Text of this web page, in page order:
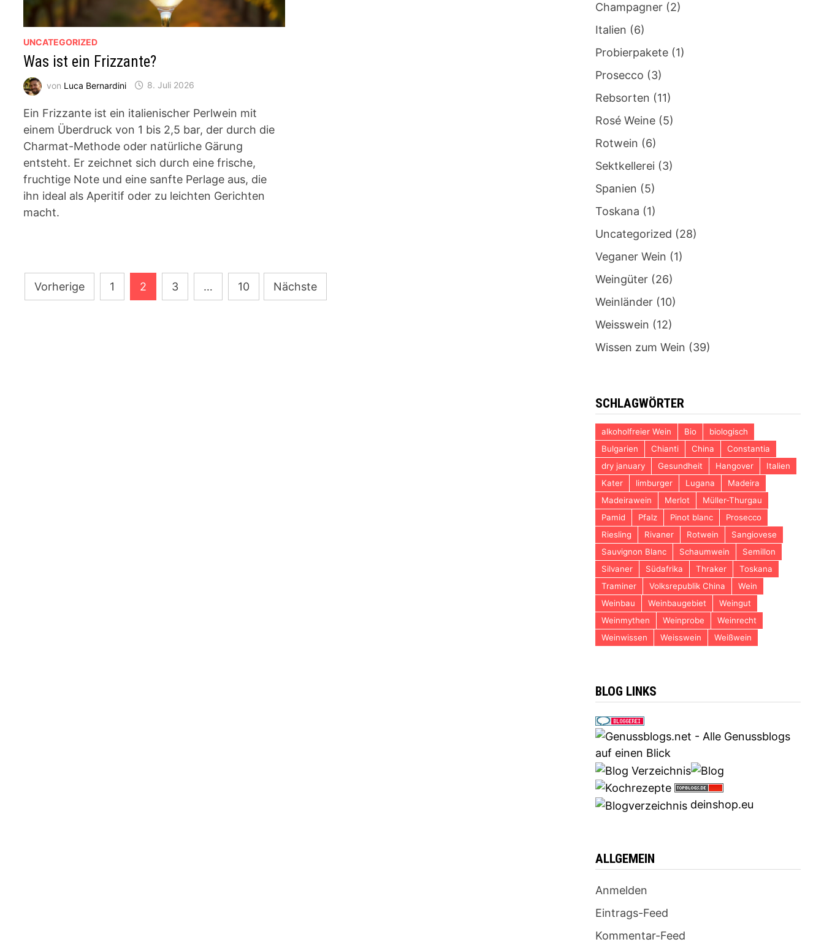
UNCATEGORIZED
Was ist ein Frizzante?
von Luca Bernardini 8. Juli 2026
Ein Frizzante ist ein italienischer Perlwein mit
einem Überdruck von 1 bis 2,5 bar, der durch die
Charmat-Methode oder natürliche Gärung
entsteht. Er zeichnet sich durch eine frische,
fruchtige Note und eine sanfte Perlage aus, die
ihn ideal als Aperitif oder zu leichten Gerichten
macht.
Seitennummerierung
der
Vorherige 1 2 3 … 10 Nächste
Champagner(2)
Italien (6)
Probierpakete(1)
Prosecco (3)
Rebsorten (11)
Rosé Weine(5)
Rotwein (6)
Sektkellerei (3)
Spanien (5)
Toskana (1)
Uncategorized (28)
Veganer Wein (1)
Weingüter(26)
Weinländer(10)
Weisswein (12)
Wissen zum Wein (39)
SCHLAGWÖRTER
alkoholfreier Wein Bio
biologisch
Bulgarien
Chianti China
Constantia
dry january
Gesundheit Hangover
Italien
Kater
limburger Lugana
Madeira
Madeirawein
Merlot
Müller-Thurgau
Pamid
Pfalz Pinot blanc
Prosecco
Riesling
Rivaner Rotwein
Sangiovese
Sauvignon Blanc
Schaumwein
Semillon
Silvaner
Südafrika Thraker
Toskana
Traminer
Volksrepublik China
Wein
Weinbau
Weinbaugebiet
Weingut
Weinmythen
Weinprobe
Weinrecht
Weinwissen
Weisswein Weißwein
BLOG LINKS
deinshop.eu
ALLGEMEIN
Anmelden
Eintrags-Feed
Kommentar-Feed